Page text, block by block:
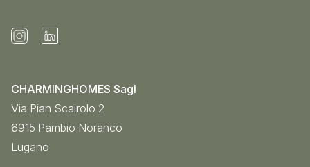
CHARMINGHOMES Sagl
Via Pian Scairolo 2
6915 Pambio Noranco
Lugano